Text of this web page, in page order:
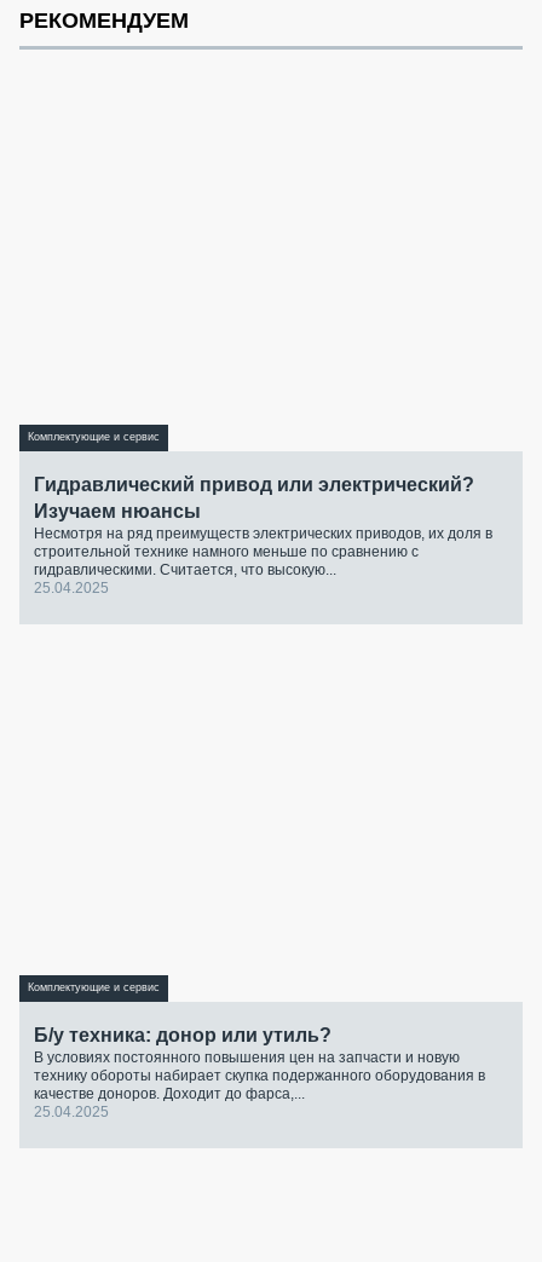
РЕКОМЕНДУЕМ
Комплектующие и сервис
Гидравлический привод или электрический?
Изучаем нюансы
Несмотря на ряд преимуществ электрических приводов, их доля в
строительной технике намного меньше по сравнению с
гидравлическими. Считается, что высокую...
25.04.2025
Комплектующие и сервис
Б/у техника: донор или утиль?
В условиях постоянного повышения цен на запчасти и новую
технику обороты набирает скупка подержанного оборудования в
качестве доноров. Доходит до фарса,...
25.04.2025